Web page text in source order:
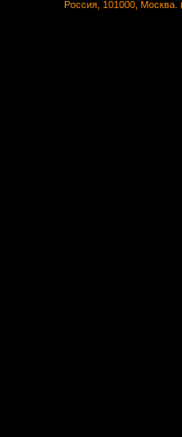
Россия, 101000, Москва.